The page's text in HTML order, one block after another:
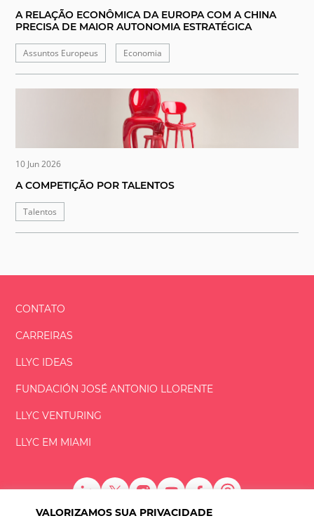
VALORIZAMOS SUA PRIVACIDADE
A RELAÇÃO ECONÔMICA DA EUROPA COM A CHINA
PRECISA DE MAIOR AUTONOMIA ESTRATÉGICA
Assuntos Europeus Economia
10 Jun 2026
A COMPETIÇÃO POR TALENTOS
Talentos
CONTATO
CARREIRAS
LLYC IDEAS
FUNDACIÓNJOSÉ ANTONIO LLORENTE
LLYC VENTURING
LLYC EM MIAMI